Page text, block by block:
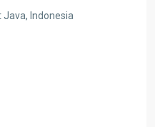
Java, Indonesia